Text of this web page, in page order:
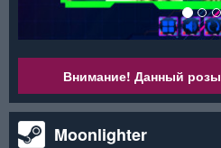
Внимание! Данный
Moonlighter